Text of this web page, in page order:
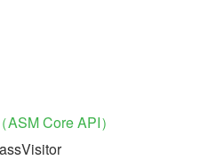
Core API）